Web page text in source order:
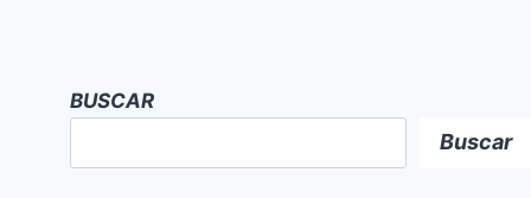
BUSCAR
Buscar